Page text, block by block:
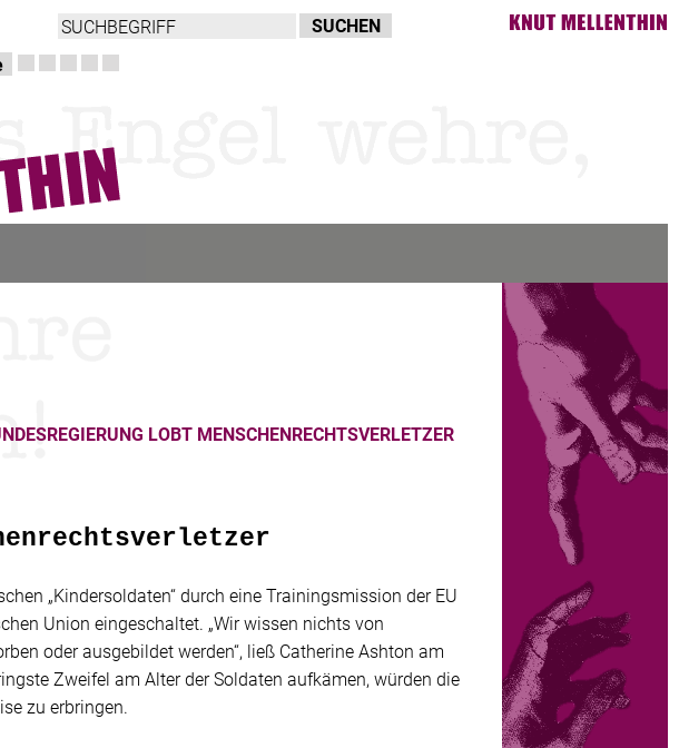
LOBT MENSCHENRECHTSVERLETZER
„Kindersoldaten“ durch eine Trainingsmission der EU
Union eingeschaltet. „Wir wissen nichts von
oder ausgebildet werden“, ließ Catherine Ashton am
Zweifel am Alter der Soldaten aufkämen, würden die
zu erbringen.